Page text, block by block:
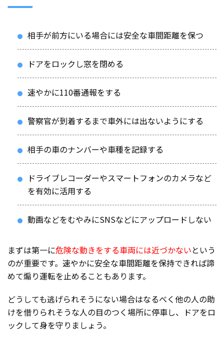
相手が前方にいる場合には安全な車間距離を保つ
ドアをロックし窓を閉める
速やかに110番通報をする
警察官が到着するまで車外には出ないようにする
相手の車のナンバーや車種を記録する
ドライブレコーダーやスマートフォンのカメラなど
を有効に活用する
動画などをむやみにSNSなどにアップロードしない
まずは第一に危険な動きをする車両には近づかないという
のが重要です。速やかに安全な車間距離を保持できれば諦
めて煽り運転を止めることもあります。
どうしても逃げられそうにない場合はなるべく他の人の助
けを借りられそうな人の目のつく場所に停車し、ドアをロ
ックして身を守りましょう。